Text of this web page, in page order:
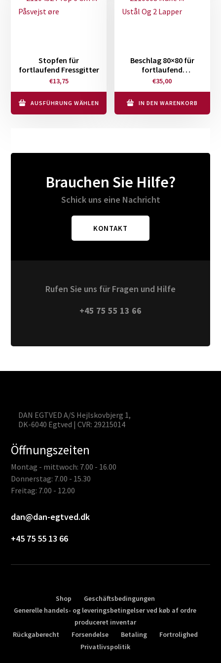
Stopfen für
fortlaufend Fressgitter
€13,75
AUSFÜHRUNG WÄHLEN
Dieses
mehrere
Beschlag 80×80 für
fortlaufend
Fressfanggitter
€35,00
IN DEN WARENKORB
Brauchen Sie Hilfe?
Schick uns eine Nachricht
KONTAKT
Rufen Sie uns für Fragen und Hilfe
+45 75 55 13 66
DAN EGTVED A/S Hejlskovbjerg 1,
DK-6040 Egtved | CVR: 29215014
Öffnungszeiten
Montag - mittwoch: 7.00 - 16.00
Donnerstag: 7.00 - 15.30
Freitag: 7.00 - 12.00
dan@dan-egtved.dk
+45 75 55 13 66
Shop
Geschäftsbedingungen
Generelle handels- og leveringsbetingelser ved køb af ordre
produceret inventar
Rückgaberecht
Forsendelse Betaling
Fortrolighed
Privatlivspolitik